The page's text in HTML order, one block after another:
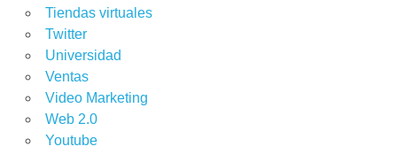
Tiendas virtuales
Twitter
Universidad
Ventas
Video Marketing
Web 2.0
Youtube